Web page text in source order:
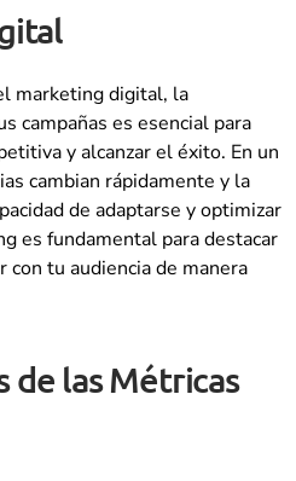
marketing digital, la
campañas es esencial para
y alcanzar el éxito. En un
cambian rápidamente y la
de adaptarse y optimizar
es fundamental para destacar
tu audiencia de manera
de las Métricas